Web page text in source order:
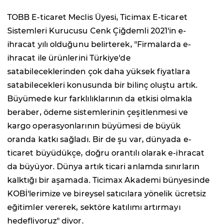
TOBB E-ticaret Meclis Üyesi, Ticimax E-ticaret
Sistemleri Kurucusu Cenk Çiğdemli 2021'in e-
ihracat yılı olduğunu belirterek, "Firmalarda e-
ihracat ile ürünlerini Türkiye'de
satabileceklerinden çok daha yüksek fiyatlara
satabilecekleri konusunda bir bilinç oluştu artık.
Büyümede kur farklılıklarının da etkisi olmakla
beraber, ödeme sistemlerinin çeşitlenmesi ve
kargo operasyonlarının büyümesi de büyük
oranda katkı sağladı. Bir de şu var, dünyada e-
ticaret büyüdükçe, doğru orantılı olarak e-ihracat
da büyüyor. Dünya artık ticari anlamda sınırların
kalktığı bir aşamada. Ticimax Akademi bünyesinde
KOBİ'lerimize ve bireysel satıcılara yönelik ücretsiz
eğitimler vererek, sektöre katılımı artırmayı
hedefliyoruz" diyor.